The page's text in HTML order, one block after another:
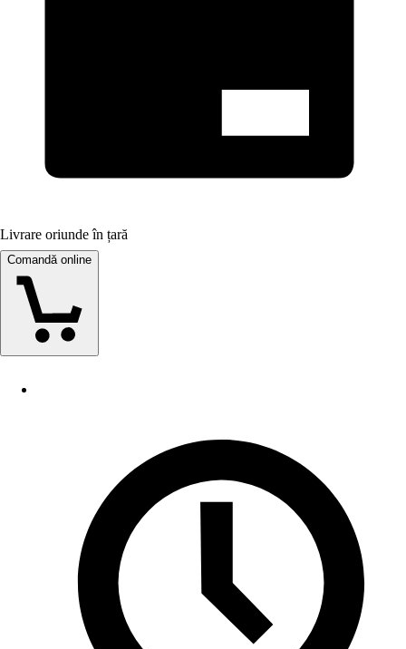
Livrare oriunde în țară
Comandă online